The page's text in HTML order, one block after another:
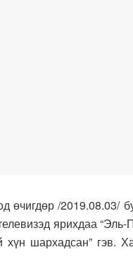
/2019.08.03/
ярихдаа
шархадсан” гэв.